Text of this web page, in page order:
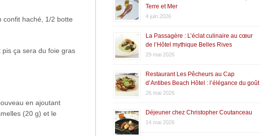
confit haché, 1/2 botte
ça sera du foie gras
en ajoutant
(20 g) et le
Terre et Mer
4 juin 2026
La Passagère : L’éclat culinaire au cœur
de l’Hôtel mythique Belles Rives
29 mai 2026
Restaurant Les Pêcheurs au Cap
d’Antibes Beach Hôtel : l’élégance du goût
26 mai 2026
Déjeuner chez Christopher Coutanceau
14 mai 2026